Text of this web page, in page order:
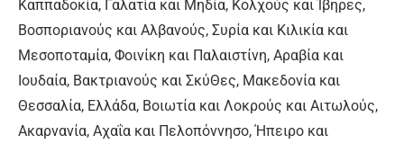
Καππαδοκία, Γαλατία και Μηδία, Κολχούς και Ίβηρες,
Βοσποριανούς και Αλβανούς, Συρία και Κιλικία και
Μεσοποταμία, Φοινίκη και Παλαιστίνη, Αραβία και
Ιουδαία, Βακτριανούς και ΣκύΘες, Μακεδονία και
Θεσσαλία, Ελλάδα, Βοιωτία και Λοκρούς και Αιτωλούς,
Ακαρνανία, Αχαΐα και Πελοπόννησο, Ήπειρο και